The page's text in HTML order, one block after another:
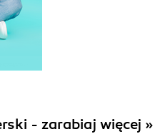
- zarabiaj więcej »